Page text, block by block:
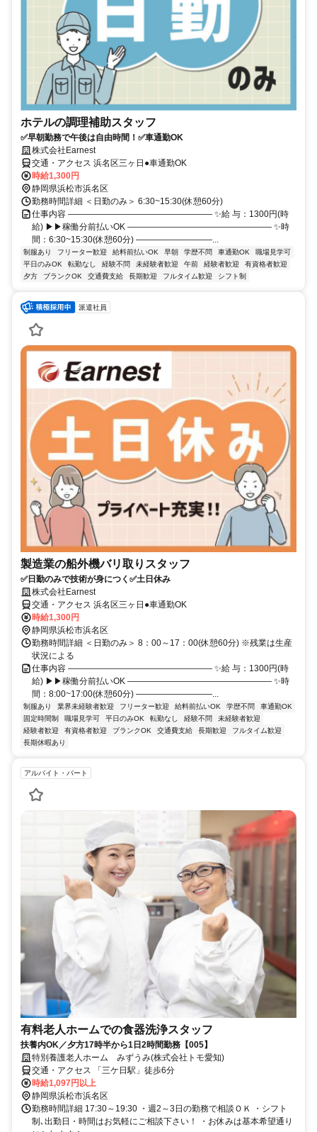
ホテルの調理補助スタッフ
✅早朝勤務で午後は自由時間！✅車通勤OK
株式会社Earnest
交通・アクセス 浜名区三ヶ日●車通勤OK
時給1,300円
静岡県浜松市浜名区
勤務時間詳細 ＜日勤のみ＞ 6:30~15:30(休憩60分)
仕事内容 ――――――――――――――――― ✨給 与：1300円(時
給) ▶▶稼働分前払いOK ――――――――――――――――― ✨時
間：6:30~15:30(休憩60分) ―――――――――...
制服あり フリーター歓迎 給料前払いOK 早朝 学歴不問 車通勤OK
職場見学可
平日のみOK
転勤なし 経験不問 未経験者歓迎 午前 経験者歓迎
有資格者歓迎
夕方
ブランクOK 交通費支給 長期歓迎 フルタイム歓迎 シフト制
派遣社員
製造業の船外機バリ取りスタッフ
✅日勤のみで技術が身につく✅土日休み
株式会社Earnest
交通・アクセス 浜名区三ヶ日●車通勤OK
時給1,300円
静岡県浜松市浜名区
勤務時間詳細 ＜日勤のみ＞ 8：00～17：00(休憩60分) ※残業は生産
状況による
仕事内容 ――――――――――――――――― ✨給 与：1300円(時
給) ▶▶稼働分前払いOK ――――――――――――――――― ✨時
間：8:00~17:00(休憩60分) ―――――――――...
制服あり 業界未経験者歓迎 フリーター歓迎 給料前払いOK 学歴不問
車通勤OK
固定時間制
職場見学可 平日のみOK 転勤なし 経験不問
未経験者歓迎
経験者歓迎
有資格者歓迎 ブランクOK 交通費支給 長期歓迎
フルタイム歓迎
長期休暇あり
アルバイト・パート
有料⽼⼈ホームでの食器洗浄スタッフ
扶養内OK／夕方17時半から1日2時間勤務【005】
特別養護老人ホーム みずうみ(株式会社トモ愛知)
交通・アクセス 「三ケ日駅」徒歩6分
時給1,097円以上
静岡県浜松市浜名区
勤務時間詳細 17:30～19:30 ・週2～3日の勤務で相談ＯＫ ・シフト
制､出勤日・時間はお気軽にご相談下さい！ ・お休みは基本希望通り